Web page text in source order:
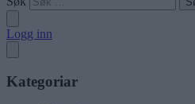
Logg inn
Kategoriar